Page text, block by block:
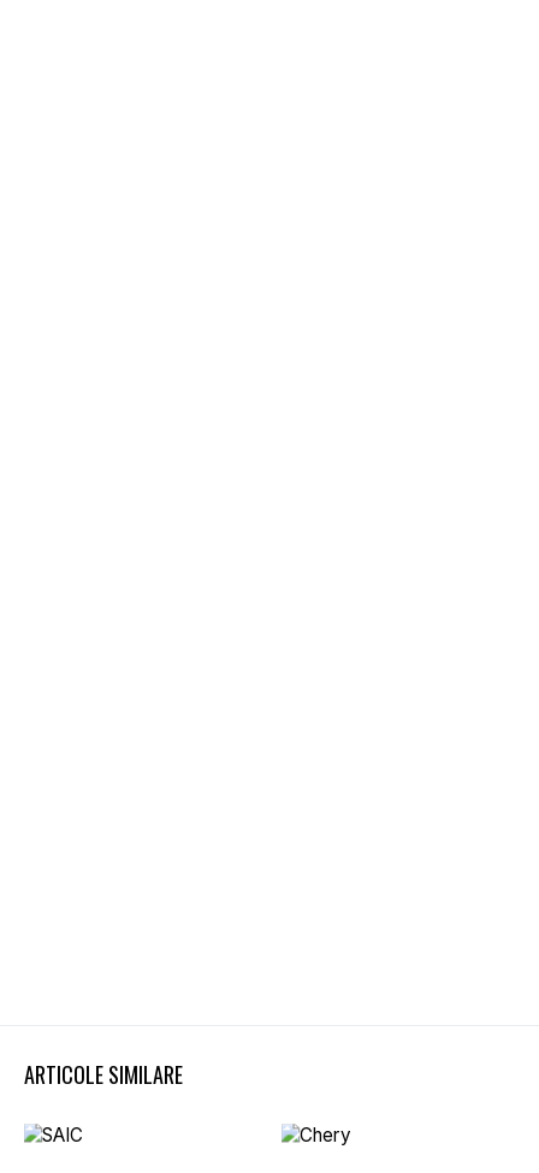
ARTICOLE SIMILARE